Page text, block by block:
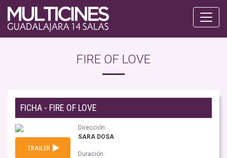
FIRE OF LOVE
FICHA - FIRE OF LOVE
TRAILER
Dirección:
SARA DOSA
Duración: